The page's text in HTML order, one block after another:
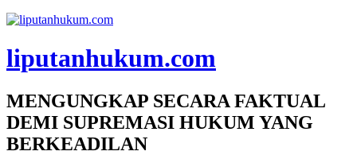
liputanhukum.com
MENGUNGKAP SECARA FAKTUAL
DEMI SUPREMASI HUKUM YANG
BERKEADILAN